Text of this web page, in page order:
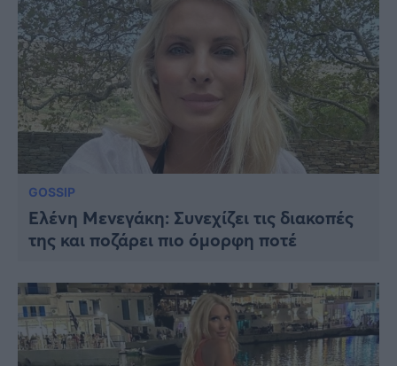
GOSSIP
Ελένη Μενεγάκη: Συνεχίζει τις διακοπές
της και ποζάρει πιο όμορφη ποτέ